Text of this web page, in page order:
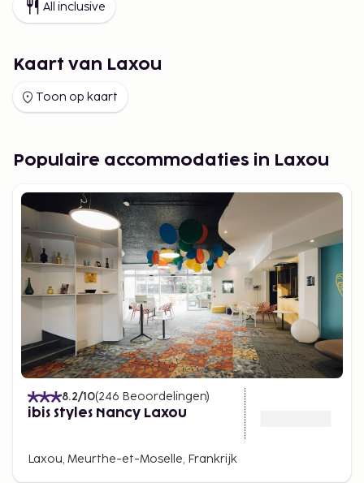
All inclusive
Kaart van Laxou
Toon op kaart
Populaire accommodaties in Laxou
8.2/10(246 Beoordelingen)
ibis Styles Nancy Laxou
Laxou, Meurthe-et-Moselle, Frankrijk